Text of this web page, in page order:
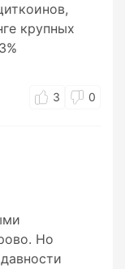
крупных
3 0
Но